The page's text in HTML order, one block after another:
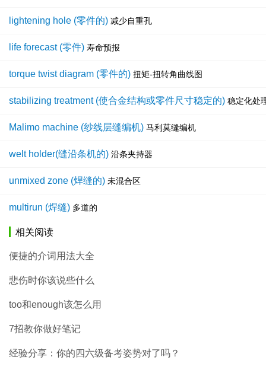
lightening hole (零件的) 减少自重孔
life forecast (零件) 寿命预报
torque twist diagram (零件的) 扭矩-扭转角曲线图
stabilizing treatment (使合金结构或零件尺寸稳定的) 稳定化处
Malimo machine (纱线层缝编机) 马利莫缝编机
welt holder(缝沿条机的) 沿条夹持器
unmixed zone (焊缝的) 未混合区
multirun (焊缝) 多道的
相关阅读
便捷的介词用法大全
悲伤时你该说些什么
too和enough该怎么用
7招教你做好笔记
经验分享：你的四六级备考姿势对了吗？